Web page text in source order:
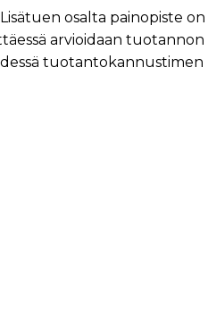
osalta painopiste on
arvioidaan tuotannon
tuotantokannustimen